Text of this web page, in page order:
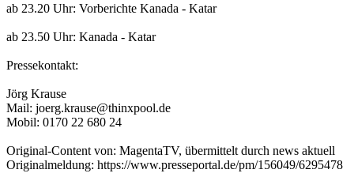
ab 23.20 Uhr: Vorberichte Kanada - Katar
ab 23.50 Uhr: Kanada - Katar
Pressekontakt:
Jörg Krause
Mail: joerg.krause@thinxpool.de
Mobil: 0170 22 680 24
Original-Content von: MagentaTV, übermittelt durch news aktuell
Originalmeldung: https://www.presseportal.de/pm/156049/6295478